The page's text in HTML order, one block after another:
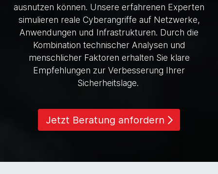
ausnutzen können. Unsere erfahrenen Experten
simulieren reale Cyberangriffe auf Netzwerke,
Anwendungen und Infrastrukturen. Durch die
Kombination technischer Analysen und
menschlicher Faktoren erhalten Sie klare
Empfehlungen zur Verbesserung Ihrer
Sicherheitslage.
Jetzt Beratung anfordern